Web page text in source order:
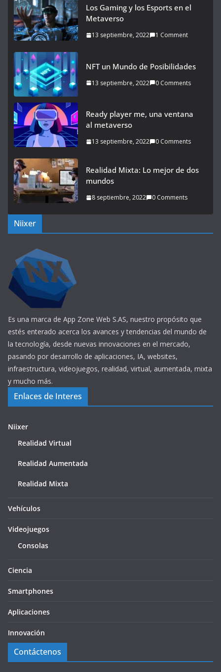
Los Gaming y los Esports en el
Metaverso
13 septiembre, 2022 1 Comment
NFT un Mundo de Posibilidades
13 septiembre, 2022 0 Comments
Ready player me, una ventana
al metaverso
13 septiembre, 2022 0 Comments
Realidad Mixta: Lo mejor de dos
mundos
8 septiembre, 2022 0 Comments
Niixer
Es una marca de App Zone Web S.AS, nuestro propósito que
estés enterado acerca los avances y tendencias del mundo de
la tecnología, desde nuevas innovaciones en el mercado,
pasando por desarrollo de aplicaciones, IA, websites,
infraestructura, videojuegos, realidad, virtual, aumentada, mixta
y mucho más.
Enlaces de Interes
Niixer
Realidad Virtual
Realidad Aumentada
Realidad Mixta
Vehículos
Videojuegos
Consolas
Ciencia
Smartphones
Aplicaciones
Innovación
Contáctenos